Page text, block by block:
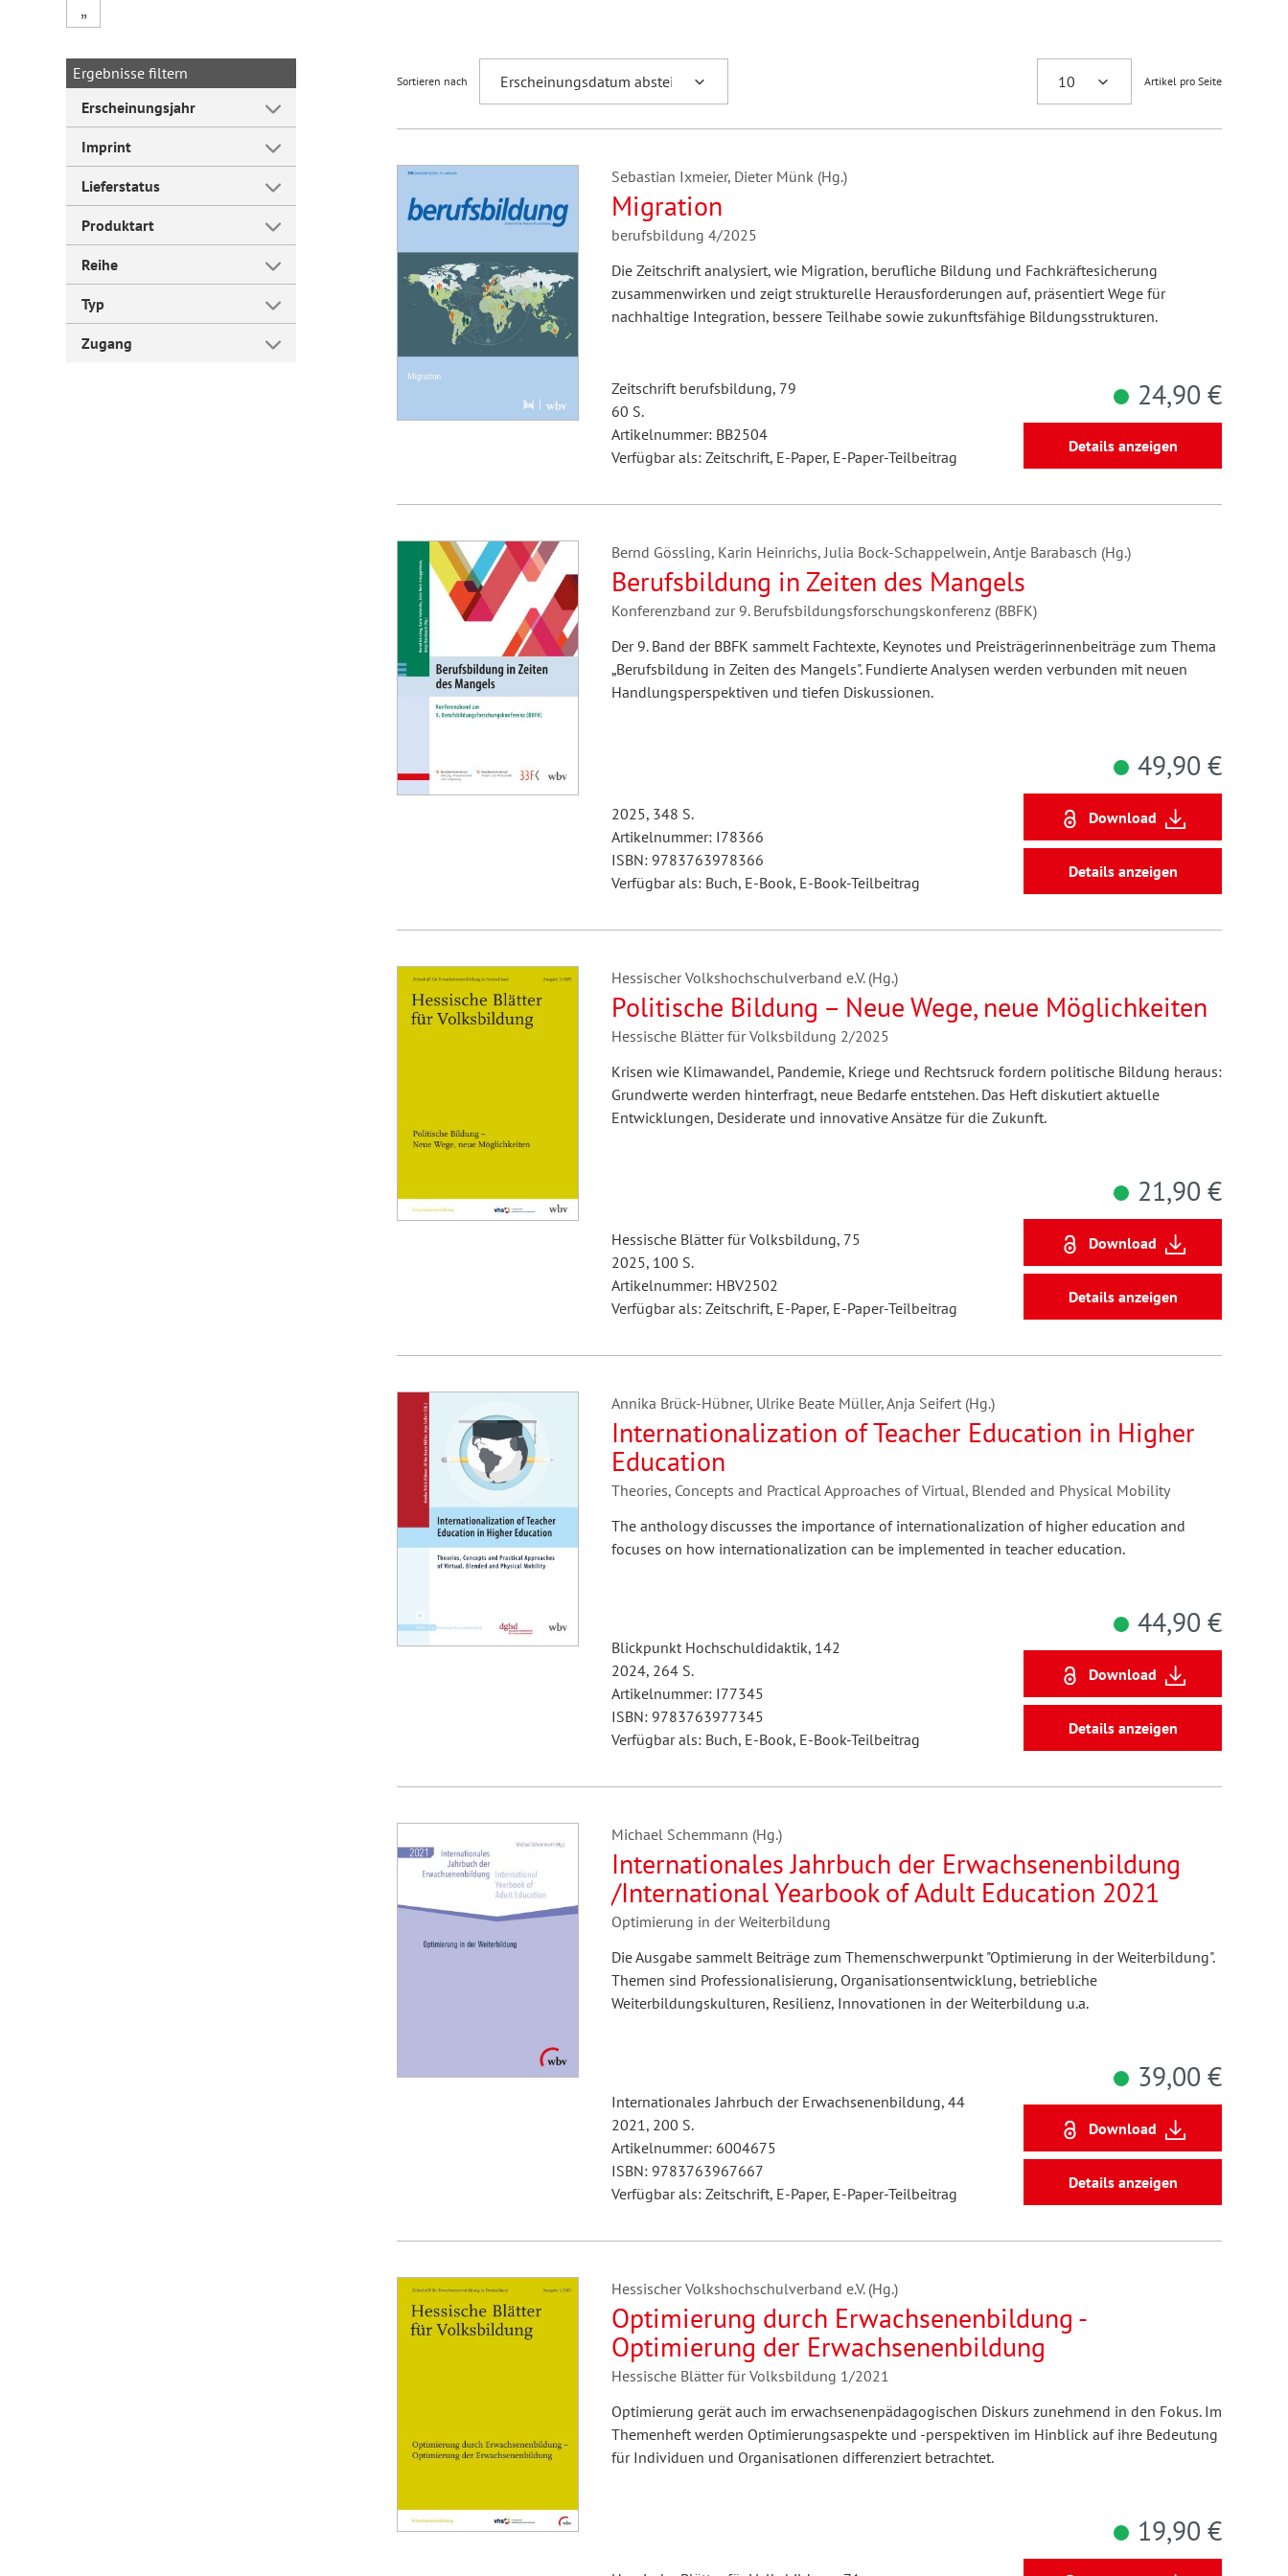
Forum Arbeitslehre
„
Ergebnisse filtern
Erscheinungsjahr
Imprint
Lieferstatus
Produktart
Reihe
Typ
Zugang
Sortieren nach Artikel pro Seite
Sebastian Ixmeier, Dieter Münk (Hg.)
Migration
berufsbildung 4/2025
Die Zeitschrift analysiert, wie Migration, berufliche Bildung und Fachkräftesicherung
zusammenwirken und zeigt strukturelle Herausforderungen auf, präsentiert Wege für
nachhaltige Integration, bessere Teilhabe sowie zukunftsfähige Bildungsstrukturen.
Zeitschrift berufsbildung, 79
60 S.
Artikelnummer: BB2504
Verfügbar als: Zeitschrift, E-Paper, E-Paper-Teilbeitrag
24,90 €
Details anzeigen
Bernd Gössling, Karin Heinrichs, Julia Bock-Schappelwein, Antje Barabasch (Hg.)
Berufsbildung in Zeiten des Mangels
Konferenzband zur 9. Berufsbildungsforschungskonferenz (BBFK)
Der 9. Band der BBFK sammelt Fachtexte, Keynotes und Preisträgerinnenbeiträge zum Thema
„Berufsbildung in Zeiten des Mangels". Fundierte Analysen werden verbunden mit neuen
Handlungsperspektiven und tiefen Diskussionen.
2025, 348 S.
Artikelnummer: I78366
ISBN: 9783763978366
Verfügbar als: Buch, E-Book, E-Book-Teilbeitrag
49,90 €
Download
Details anzeigen
Hessischer Volkshochschulverband e.V. (Hg.)
Politische Bildung – Neue Wege, neue Möglichkeiten
Hessische Blätter für Volksbildung 2/2025
Krisen wie Klimawandel, Pandemie, Kriege und Rechtsruck fordern politische Bildung heraus:
Grundwerte werden hinterfragt, neue Bedarfe entstehen. Das Heft diskutiert aktuelle
Entwicklungen, Desiderate und innovative Ansätze für die Zukunft.
Hessische Blätter für Volksbildung, 75
2025, 100 S.
Artikelnummer: HBV2502
Verfügbar als: Zeitschrift, E-Paper, E-Paper-Teilbeitrag
21,90 €
Download
Details anzeigen
Annika Brück-Hübner, Ulrike Beate Müller, Anja Seifert (Hg.)
Internationalization of Teacher Education in Higher
Education
Theories, Concepts and Practical Approaches of Virtual, Blended and Physical Mobility
The anthology discusses the importance of internationalization of higher education and
focuses on how internationalization can be implemented in teacher education.
Blickpunkt Hochschuldidaktik, 142
2024, 264 S.
Artikelnummer: I77345
ISBN: 9783763977345
Verfügbar als: Buch, E-Book, E-Book-Teilbeitrag
44,90 €
Download
Details anzeigen
Michael Schemmann (Hg.)
Internationales Jahrbuch der Erwachsenenbildung
/International Yearbook of Adult Education 2021
Optimierung in der Weiterbildung
Die Ausgabe sammelt Beiträge zum Themenschwerpunkt "Optimierung in der Weiterbildung".
Themen sind Professionalisierung, Organisationsentwicklung, betriebliche
Weiterbildungskulturen, Resilienz, Innovationen in der Weiterbildung u.a.
Internationales Jahrbuch der Erwachsenenbildung, 44
2021, 200 S.
Artikelnummer: 6004675
ISBN: 9783763967667
Verfügbar als: Zeitschrift, E-Paper, E-Paper-Teilbeitrag
39,00 €
Download
Details anzeigen
Hessischer Volkshochschulverband e.V. (Hg.)
Optimierung durch Erwachsenenbildung -
Optimierung der Erwachsenenbildung
Hessische Blätter für Volksbildung 1/2021
Optimierung gerät auch im erwachsenenpädagogischen Diskurs zunehmend in den Fokus. Im
Themenheft werden Optimierungsaspekte und -perspektiven im Hinblick auf ihre Bedeutung
für Individuen und Organisationen differenziert betrachtet.
19,90 €